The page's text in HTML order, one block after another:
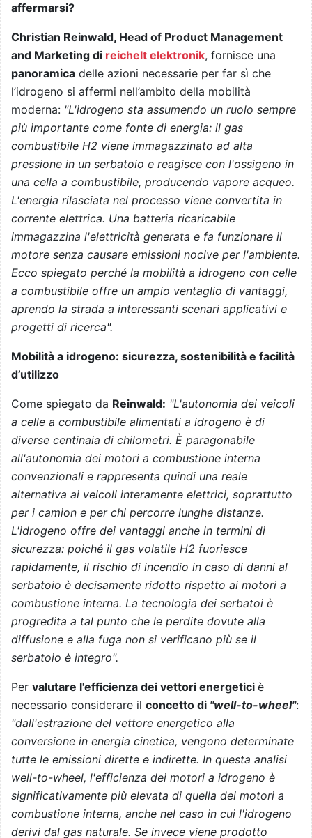
affermarsi?
Christian Reinwald, Head of Product Management
and Marketing di reichelt elektronik, fornisce una
panoramica delle azioni necessarie per far sì che
l’idrogeno si affermi nell’ambito della mobilità
moderna: "L'idrogeno sta assumendo un ruolo sempre
più importante come fonte di energia: il gas
combustibile H2 viene immagazzinato ad alta
pressione in un serbatoio e reagisce con l'ossigeno in
una cella a combustibile, producendo vapore acqueo.
L'energia rilasciata nel processo viene convertita in
corrente elettrica. Una batteria ricaricabile
immagazzina l'elettricità generata e fa funzionare il
motore senza causare emissioni nocive per l'ambiente.
Ecco spiegato perché la mobilità a idrogeno con celle
a combustibile offre un ampio ventaglio di vantaggi,
aprendo la strada a interessanti scenari applicativi e
progetti di ricerca".
Mobilità a idrogeno: sicurezza, sostenibilità e facilità
d’utilizzo
Come spiegato da Reinwald: "L'autonomia dei veicoli
a celle a combustibile alimentati a idrogeno è di
diverse centinaia di chilometri. È paragonabile
all'autonomia dei motori a combustione interna
convenzionali e rappresenta quindi una reale
alternativa ai veicoli interamente elettrici, soprattutto
per i camion e per chi percorre lunghe distanze.
L'idrogeno offre dei vantaggi anche in termini di
sicurezza: poiché il gas volatile H2 fuoriesce
rapidamente, il rischio di incendio in caso di danni al
serbatoio è decisamente ridotto rispetto ai motori a
combustione interna. La tecnologia dei serbatoi è
progredita a tal punto che le perdite dovute alla
diffusione e alla fuga non si verificano più se il
serbatoio è integro".
Per valutare l'efficienza dei vettori energetici è
necessario considerare il concetto di "well-to-wheel":
"dall'estrazione del vettore energetico alla
conversione in energia cinetica, vengono determinate
tutte le emissioni dirette e indirette. In questa analisi
well-to-wheel, l'efficienza dei motori a idrogeno è
significativamente più elevata di quella dei motori a
combustione interna, anche nel caso in cui l'idrogeno
derivi dal gas naturale. Se invece viene prodotto